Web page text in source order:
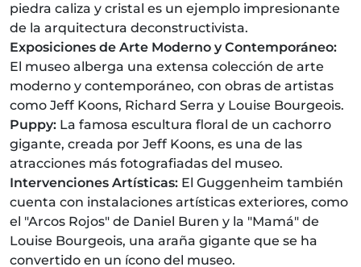
piedra caliza y cristal es un ejemplo impresionante
de la arquitectura deconstructivista.
Exposiciones de Arte Moderno y Contemporáneo:
El museo alberga una extensa colección de arte
moderno y contemporáneo, con obras de artistas
como Jeff Koons, Richard Serra y Louise Bourgeois.
Puppy: La famosa escultura floral de un cachorro
gigante, creada por Jeff Koons, es una de las
atracciones más fotografiadas del museo.
Intervenciones Artísticas: El Guggenheim también
cuenta con instalaciones artísticas exteriores, como
el "Arcos Rojos" de Daniel Buren y la "Mamá" de
Louise Bourgeois, una araña gigante que se ha
convertido en un ícono del museo.